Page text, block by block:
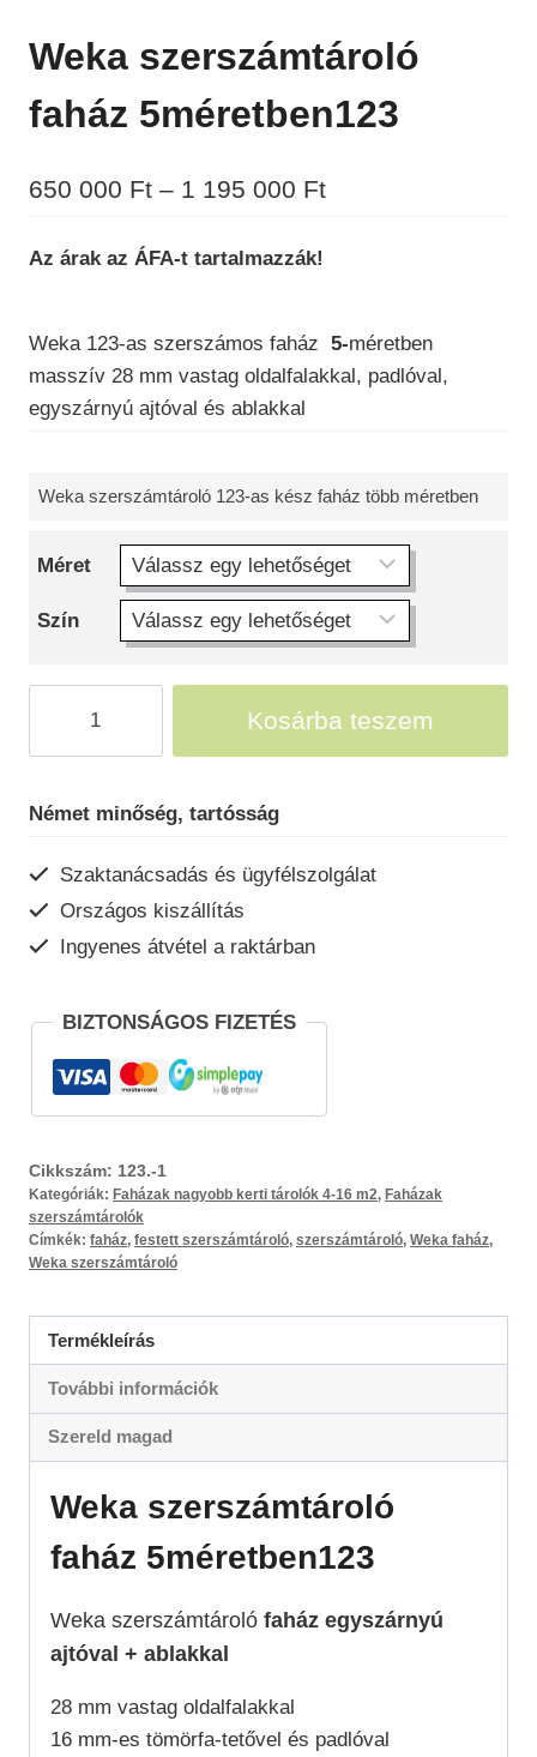
Weka szerszámtároló
faház 5méretben123
650 000 Ft – 1 195 000 FtÁrtartomány:
1
195
Az árak az ÁFA-t tartalmazzák!
Weka 123-as szerszámos faház 5-méretben
masszív 28 mm vastag oldalfalakkal, padlóval,
egyszárnyú ajtóval és ablakkal
Weka szerszámtároló 123-as kész faház több méretben
Méret
Szín
szerszámtároló
faház
Kosárba teszem
Német minőség, tartósság
Szaktanácsadás és ügyfélszolgálat
Országos kiszállítás
Ingyenes átvétel a raktárban
BIZTONSÁGOS FIZETÉS
Cikkszám: 123.-1
Kategóriák: Faházak nagyobb kerti tárolók 4-16 m2, Faházak
szerszámtárolók
Címkék: faház, festett szerszámtároló, szerszámtároló, Weka faház,
Weka szerszámtároló
Termékleírás
További információk
Szereld magad
Weka szerszámtároló
faház 5méretben123
Weka szerszámtároló faház egyszárnyú
ajtóval + ablakkal
28 mm vastag oldalfalakkal
16 mm-es tömörfa-tetővel és padlóval